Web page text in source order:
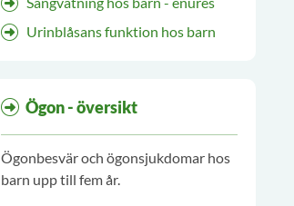
Urinblåsans funktion hos barn
Ögon - översikt
Ögonbesvär och ögonsjukdomar hos
barn upp till fem år.